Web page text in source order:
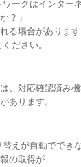
ークはインター
？」
る場合がありま
ださい。
、対応確認済み
あります。
えが自動ででき
の取得が